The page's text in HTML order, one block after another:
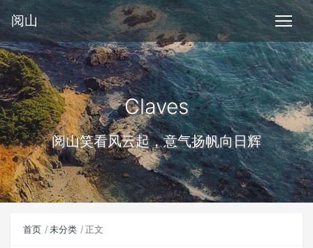
阅山
Claves
阅山笑看风云起，意气扬帆向日辉
首页 未分类 正文